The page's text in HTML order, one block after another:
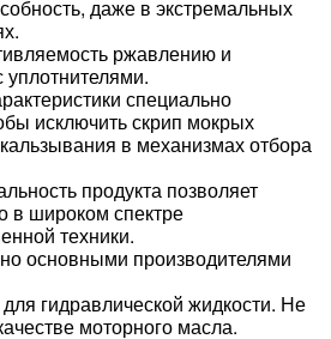
даже в экстремальных
ржавлению и
уплотнителями.
специально
исключить скрип мокрых
в механизмах отбора
продукта позволяет
в широком спектре
техники.
основными производителями
гидравлической жидкости. Не
моторного масла.